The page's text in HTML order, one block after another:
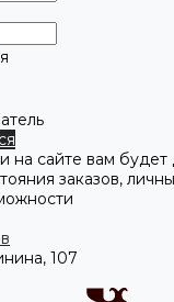
на сайте вам будет
заказов,
107